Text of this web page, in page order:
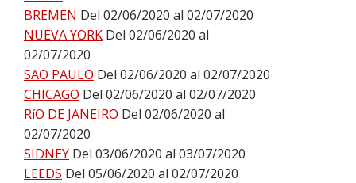
BREMEN Del 02/06/2020 al 02/07/2020
NUEVA YORK Del 02/06/2020 al
02/07/2020
SAO PAULO Del 02/06/2020 al 02/07/2020
CHICAGO Del 02/06/2020 al 02/07/2020
RíO DE JANEIRO Del 02/06/2020 al
02/07/2020
SIDNEY Del 03/06/2020 al 03/07/2020
LEEDS Del 05/06/2020 al 02/07/2020